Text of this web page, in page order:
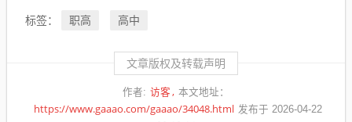
标签： 职高 高中
文章版权及转载声明
作者: 访客 本文地址：
https://www.gaaao.com/gaaao/34048.html 发布于 2026-04-22